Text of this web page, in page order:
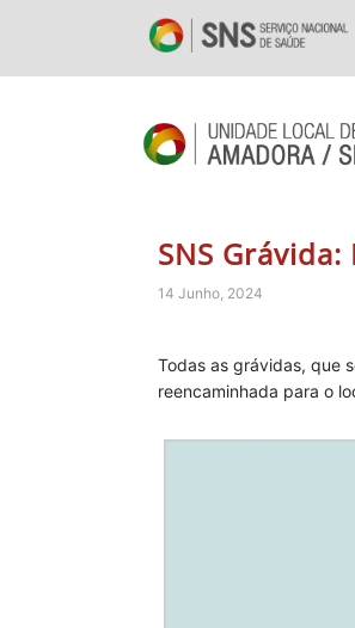
SNS
14 Junho, 2024
Todas as grávidas, que
reencaminhada para o